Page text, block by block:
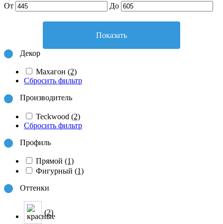
От
До
Показать
Декор
Махагон (2)
Сбросить фильтр
Производитель
Teckwood (2)
Сбросить фильтр
Профиль
Прямой (1)
Фигурный (1)
Оттенки
(2)